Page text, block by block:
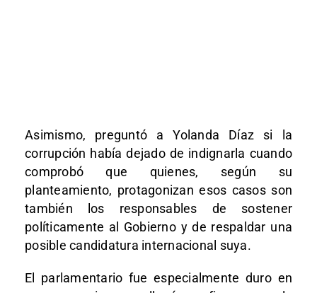
Asimismo, preguntó a Yolanda Díaz si la
corrupción había dejado de indignarla cuando
comprobó que quienes, según su
planteamiento, protagonizan esos casos son
también los responsables de sostener
políticamente al Gobierno y de respaldar una
posible candidatura internacional suya.
El parlamentario fue especialmente duro en